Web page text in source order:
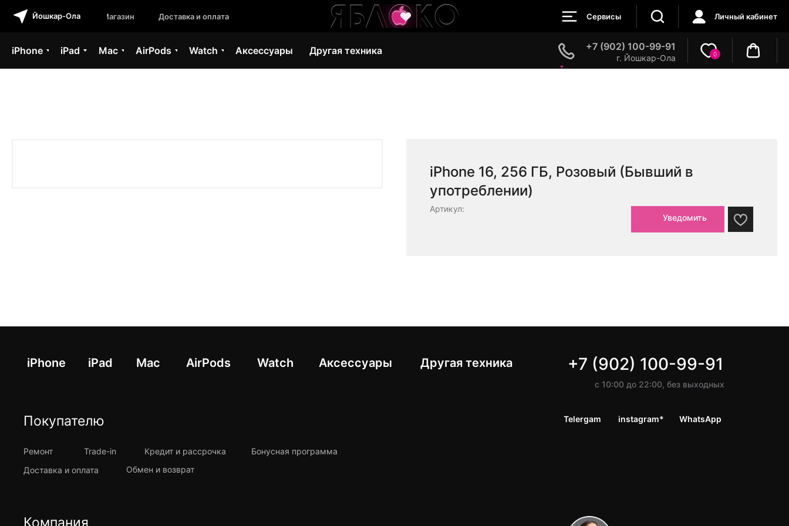
Магазины Доставка и оплата
Йошкар-Ола Сервисы Личный кабинет
iPhone iPad Mac AirPods Watch Аксессуары
г. Йошкар-Ола
Другая техника +7 (902) 100-99-91
0
iPhone 16, 256 ГБ, Розовый (Бывший в
употреблении)
Артикул:
Уведомить
iPhone iPad Mac AirPods Watch Другая техника
Аксессуары
Покупателю
Ремонт Trade-in Кредит и рассрочка
Бонусная программа
Доставка и оплата
Обмен и возврат
Компания
с 10:00 до 22:00, без выходных
+7 (902) 100-99-91
WhatsApp
Telergam instagram*